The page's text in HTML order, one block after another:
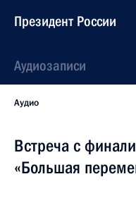
Президент России
Аудиозаписи
Аудио
Встреча с
«Большая